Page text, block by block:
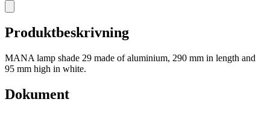
Produktbeskrivning
MANA lamp shade 29 made of aluminium, 290 mm in length and
95 mm high in white.
Dokument